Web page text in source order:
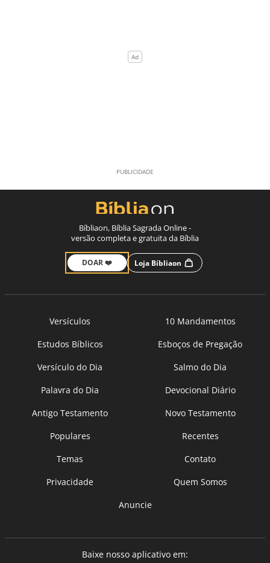
Bíbliaon, Bíblia Sagrada Online -
versão completa e gratuita da Bíblia
DOAR ❤️ Loja Bíbliaon
Versículos
10 Mandamentos
Estudos Bíblicos
Esboços de Pregação
Versículo do Dia
Salmo do Dia
Palavra do Dia
Devocional Diário
Antigo Testamento
Novo Testamento
Populares
Recentes
Temas
Contato
Privacidade
Quem Somos
Anuncie
Baixe nosso aplicativo em: